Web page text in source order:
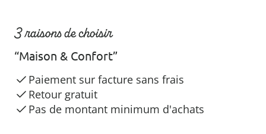
3 raisons de choisir
“Maison & Confort”
Paiement sur facture sans frais
Retour gratuit
Pas de montant minimum d'achats